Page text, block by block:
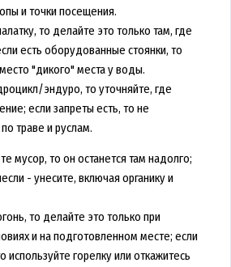
и точки посещения.
то делайте это только там, где
есть оборудованные стоянки, то
"дикого" места у воды.
эндуро, то уточняйте, где
если запреты есть, то не
траве и руслам.
мусор, то он останется там надолго;
- унесите, включая органику и
то делайте это только при
и на подготовленном месте; если
используйте горелку или откажитесь